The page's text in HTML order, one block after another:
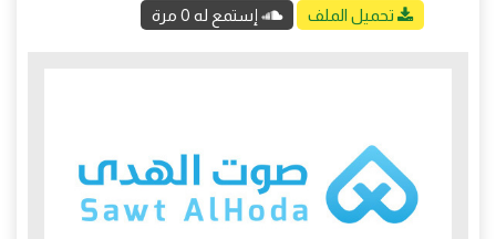
تحميل الملف إستمع له 0 مرة